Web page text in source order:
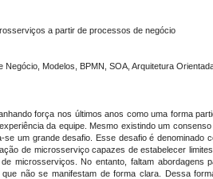
a partir de processos de negócio
Negócio, Modelos, BPMN, SOA, Arquitetura
força nos últimos anos como uma forma
da equipe. Mesmo existindo um
um grande desafio. Esse desafio é
de microsserviço capazes de estabelecer
microsserviços. No entanto, faltam
não se manifestam de forma clara. Dessa